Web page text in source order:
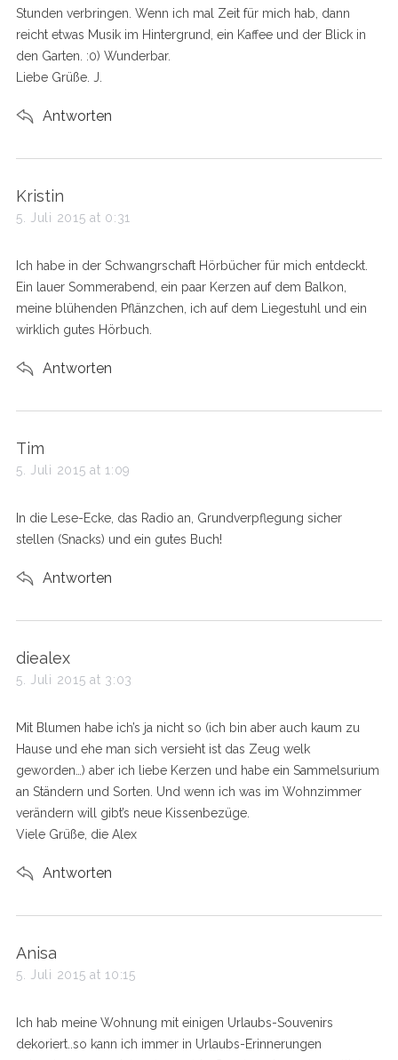
Stunden verbringen. Wenn ich mal Zeit für mich hab, dann
reicht etwas Musik im Hintergrund, ein Kaffee und der Blick in
den Garten. :0) Wunderbar.
Liebe Grüße. J.
Antworten
s
a
s
:
Kristin
5. Juli 2015 at 0:31
Ich habe in der Schwangrschaft Hörbücher für mich entdeckt.
Ein lauer Sommerabend, ein paar Kerzen auf dem Balkon,
meine blühenden Pflänzchen, ich auf dem Liegestuhl und ein
wirklich gutes Hörbuch.
Antworten
s
a
s
:
Tim
5. Juli 2015 at 1:09
In die Lese-Ecke, das Radio an, Grundverpflegung sicher
stellen (Snacks) und ein gutes Buch!
Antworten
s
a
s
:
diealex
5. Juli 2015 at 3:03
Mit Blumen habe ich’s ja nicht so (ich bin aber auch kaum zu
Hause und ehe man sich versieht ist das Zeug welk
geworden…) aber ich liebe Kerzen und habe ein Sammelsurium
an Ständern und Sorten. Und wenn ich was im Wohnzimmer
verändern will gibt’s neue Kissenbezüge.
Viele Grüße, die Alex
Antworten
s
a
s
Anisa
5. Juli 2015 at 10:15
Ich hab meine Wohnung mit einigen Urlaubs-Souvenirs
dekoriert..so kann ich immer in Urlaubs-Erinnerungen